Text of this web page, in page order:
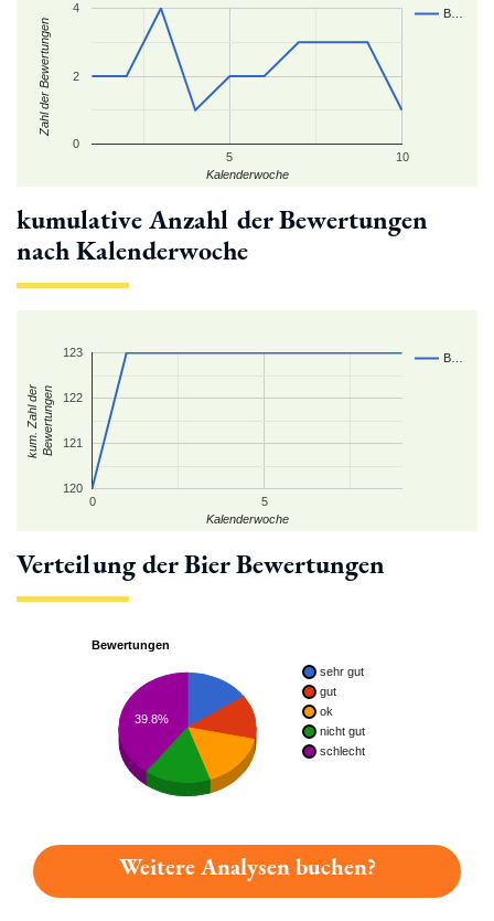
B…
5 10
0
2
4
Kalenderwoche
Zahl der Bewertungen
kumulative Anzahl der Bewertungen
nach Kalenderwoche
B…
0 5
120
121
122
123
Kalenderwoche
kum. Zahl derBewertungen
Verteilung der Bier Bewertungen
Bewertungen
sehr gut
gut
ok
nicht gut
schlecht
39.8%
Weitere Analysen buchen?